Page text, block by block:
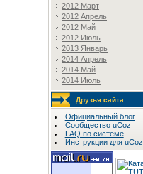
2012 Март
2012 Апрель
2012 Май
2012 Июль
2013 Январь
2014 Апрель
2014 Май
2014 Июль
Друзья сайта
Официальный блог
Сообщество uCoz
FAQ по системе
Инструкции для uCoz